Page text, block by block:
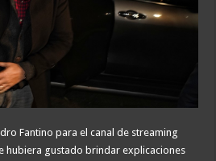
Fantino para el canal de streaming
hubiera gustado brindar explicaciones